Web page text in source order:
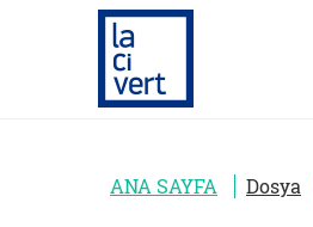
ANA SAYFA Dosya